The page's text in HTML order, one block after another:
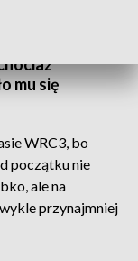
mu się
WRC3, bo
początku nie
ale na
przynajmniej